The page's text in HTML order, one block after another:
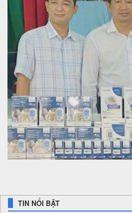
TIN NỔI BẬT